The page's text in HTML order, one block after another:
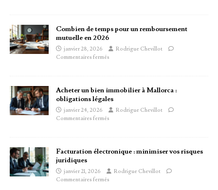
Combien de temps pour un remboursement
mutuelle en 2026
janvier 28, 2026
Rodrigue Chevillot
Commentaires fermés
Acheter un bien immobilier à Mallorca :
obligations légales
janvier 24, 2026
Rodrigue Chevillot
Commentaires fermés
Facturation électronique : minimiser vos risques
juridiques
janvier 21, 2026
Rodrigue Chevillot
Commentaires fermés